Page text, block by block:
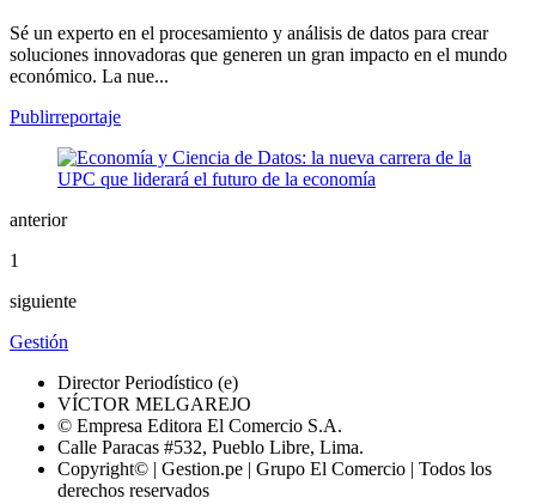
Sé un experto en el procesamiento y análisis de datos para crear
soluciones innovadoras que generen un gran impacto en el mundo
económico. La nue...
Publirreportaje
anterior
1
siguiente
Gestión
Director Periodístico (e)
VÍCTOR MELGAREJO
© Empresa Editora El Comercio S.A.
Calle Paracas #532, Pueblo Libre, Lima.
Copyright© | Gestion.pe | Grupo El Comercio | Todos los
derechos reservados